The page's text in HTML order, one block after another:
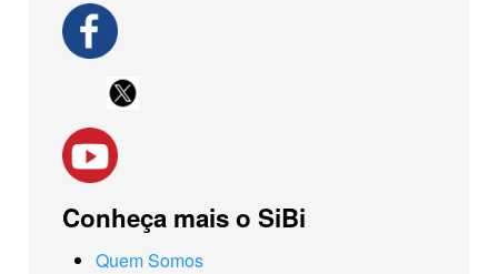
Conheça mais o SiBi
Quem Somos